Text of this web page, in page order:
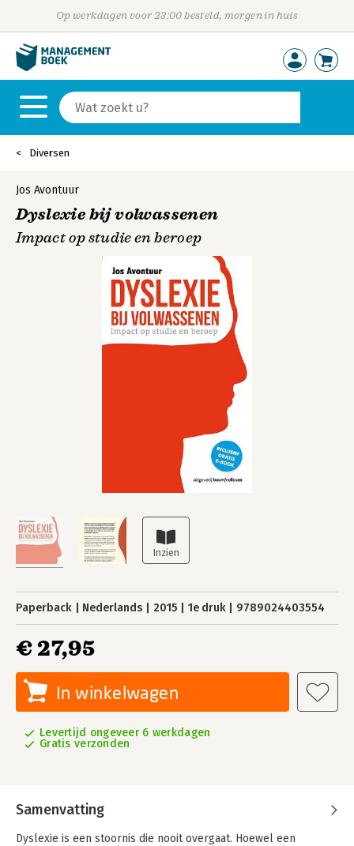
Op werkdagen voor 23:00 besteld, morgen in huis
Diversen
Jos Avontuur
Dyslexie bij volwassenen
Impact op studie en beroep
Paperback Nederlands 2015 1e druk 9789024403554
€ 27,95
In winkelwagen
Levertijd ongeveer 6 werkdagen
Gratis verzonden
Samenvatting
Dyslexie is een stoornis die nooit overgaat. Hoewel een